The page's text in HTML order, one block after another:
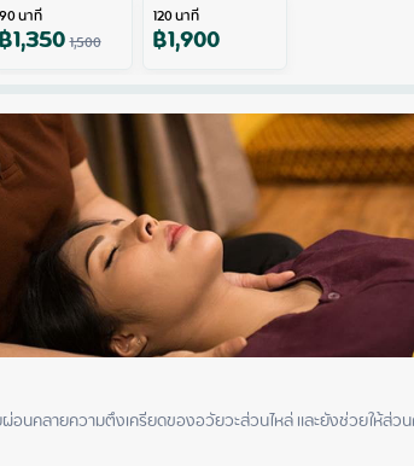
90นาที
฿1,3501,500
120นาที
฿1,900
อนคลายความตึงเครียดของอวัยวะส่วนไหล่ และยังช่วยให้ส่ว